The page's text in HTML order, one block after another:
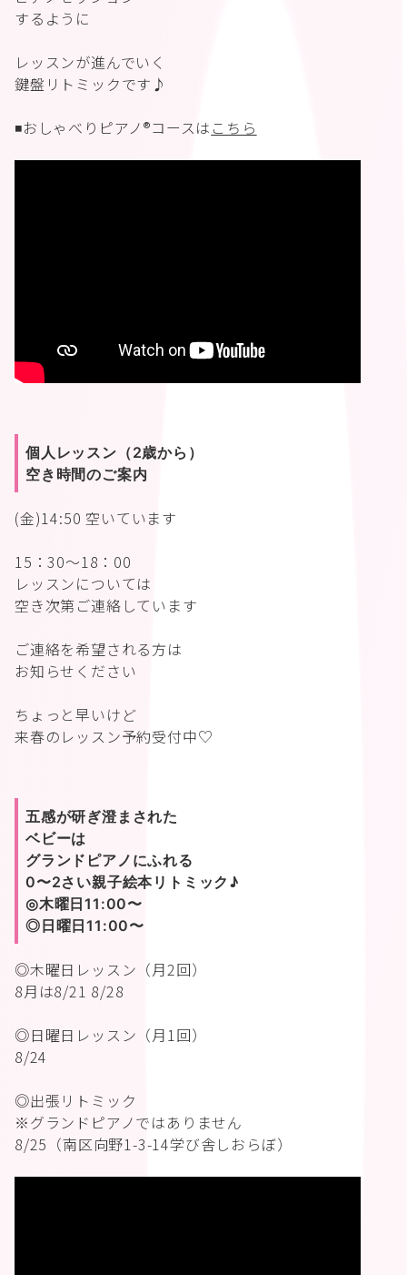
するように
レッスンが進んでいく
鍵盤リトミックです♪
◾️おしゃべりピアノ®︎コースは こちら
個人レッスン（2歳から）
空き時間のご案内
(金)14:50 空いています
15：30〜18：00
レッスンについては
空き次第ご連絡しています
ご連絡を希望される方は
お知らせください
ちょっと早いけど
来春のレッスン予約受付中♡
五感が研ぎ澄まされた
ベビーは
グランドピアノにふれる
0〜2さい親子絵本リトミック♪
◎木曜日11:00〜
◎日曜日11:00〜
◎木曜日レッスン（月2回）
8月は8/21 8/28
◎日曜日レッスン（月1回）
8/24
◎出張リトミック
※グランドピアノではありません
8/25（南区向野1-3-14学び舎しおらぼ）